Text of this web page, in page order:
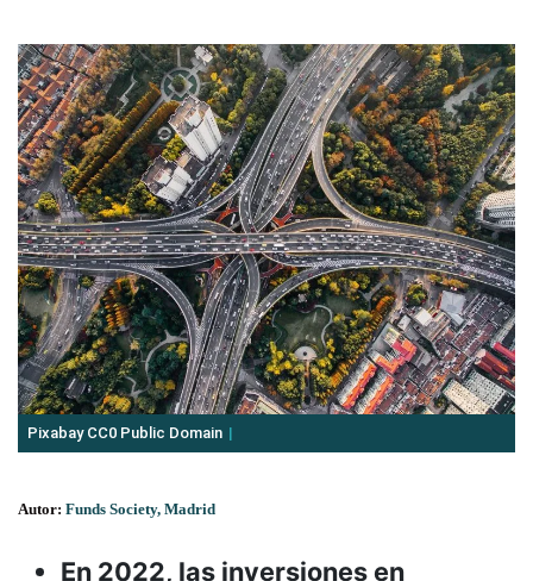
Pixabay CC0 Public Domain
Autor: Funds Society, Madrid
En 2022, las inversiones en